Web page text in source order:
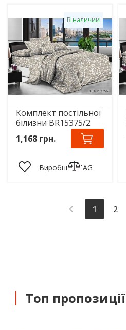
В наличии
Комплект постільної
білизни BR15375/2
1,168 грн.
Виробник: TAG
1(current)
2
Топ пропозиції